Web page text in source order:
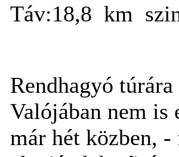
Táv:18,8 km
Rendhagyó
Valójában nem is
már hét közben,